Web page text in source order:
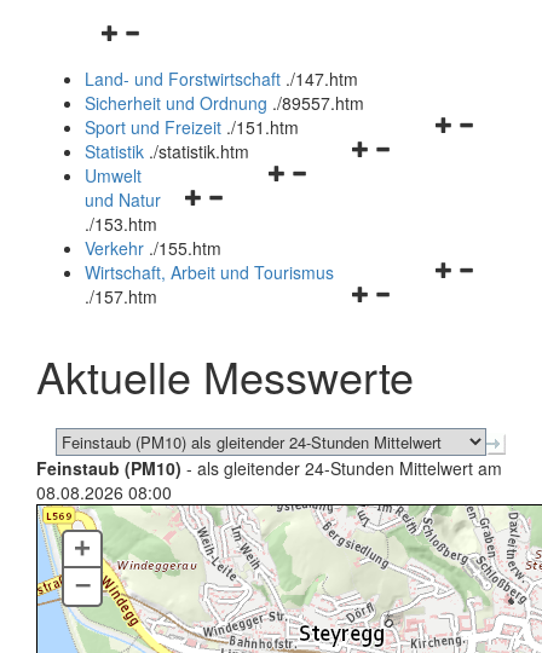
Navigationsmenü
und
schließen
Land- und Forstwirtschaft ./147.htm
Sicherheit und Ordnung ./89557.htm
Navigationsmenü
Sport und Freizeit ./151.htm
Navigationsmenü
Statistik ./statistik.htm
Navigationsmenü
und
schließen
Umwelt
und Natur
./153.htm
Verkehr ./155.htm
Navigationsmenü
schließen
Wirtschaft, Arbeit und Tourismus
./157.htm
Aktuelle Messwerte
Feinstaub (PM10) - als gleitender 24-Stunden Mittelwert am
08.08.2026 08:00
+
–